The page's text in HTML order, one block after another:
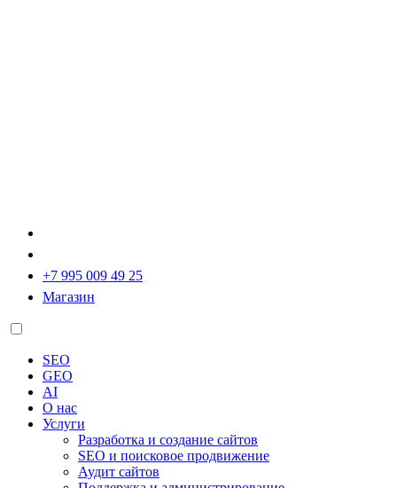
+7 995 009 49 25
Магазин
SEO
GEO
AI
О нас
Услуги
Разработка и создание сайтов
SEO и поисковое продвижение
Аудит сайтов